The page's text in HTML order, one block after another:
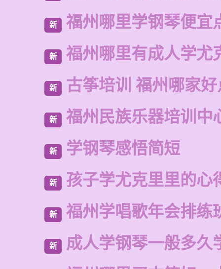
新 福州哪里学钢琴便宜
新 福州哪里有成人学尤
新 古筝培训 福州哪家好
新 福州民族乐器培训中
新 学钢琴感悟简短
新 孩子学尤克里里的心
新 福州学唱歌年会排练
新
成人学钢琴一般多久